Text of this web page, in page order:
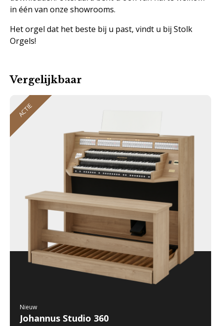
in één van onze showrooms.
Het orgel dat het beste bij u past, vindt u bij Stolk
Orgels!
Vergelijkbaar
ACTIE
Nieuw
Johannus Studio 360